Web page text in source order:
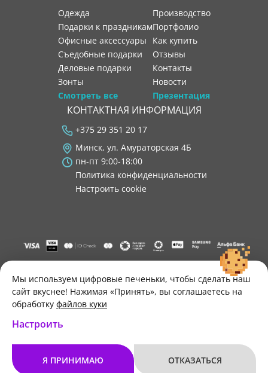
Одежда
Подарки к праздникам
Офисные аксессуары
Съедобные подарки
Деловые подарки
Зонты
Смотреть все
производство
портфолио
как купить
отзывы
контакты
новости
Презентация
КОНТАКТНАЯ ИНФОРМАЦИЯ
+375 29 351 20 17
Минск, ул. Амураторская 4Б
пн-пт 9:00-18:00
Политика конфиденциальности
Настроить cookie
"ООО "Лигатура", УНП 193602931, Республика Беларусь, 220004,
г. Минск, ул. Амураторская, 4Б, цокольный этаж, помещение 3.
Р/с BY34 ALFA 3012 2B24 8200 1027 0000"
Свидетельство о государственной регистрации №193602931
выдано Минским горисполкомом 30.11.2021 г.
Мы используем цифровые печеньки, чтобы сделать наш
сайт вкуснее! Нажимая «Принять», вы соглашаетесь на
обработку файлов куки
Настроить
Я ПРИНИМАЮ ОТКАЗАТЬСЯ